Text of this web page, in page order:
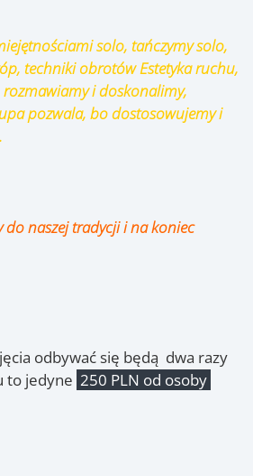
solo, tańczymy solo,
techniki obrotów Estetyka ruchu,
i doskonalimy,
pozwala, bo dostosowujemy i
do naszej tradycji i na koniec
odbywać się będą dwa razy
to jedyne 250 PLN od osoby